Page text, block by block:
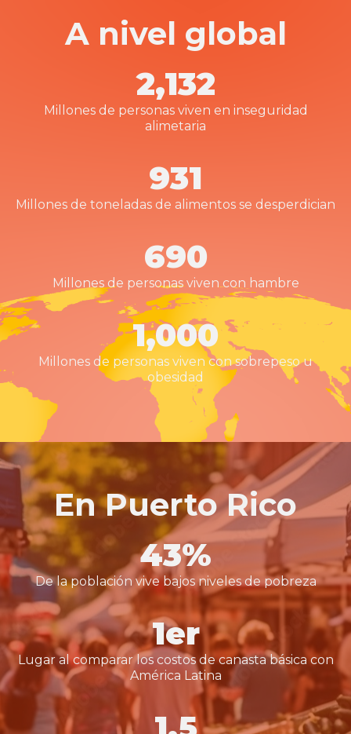
A nivel global
2,132
Millones de personas viven en inseguridad
alimetaria
931
Millones de toneladas de alimentos se desperdician
690
Millones de personas viven con hambre
1,000
Millones de personas viven con sobrepeso u
obesidad
En Puerto Rico
43%
De la población vive bajos niveles de pobreza
1er
Lugar al comparar los costos de canasta básica con
América Latina